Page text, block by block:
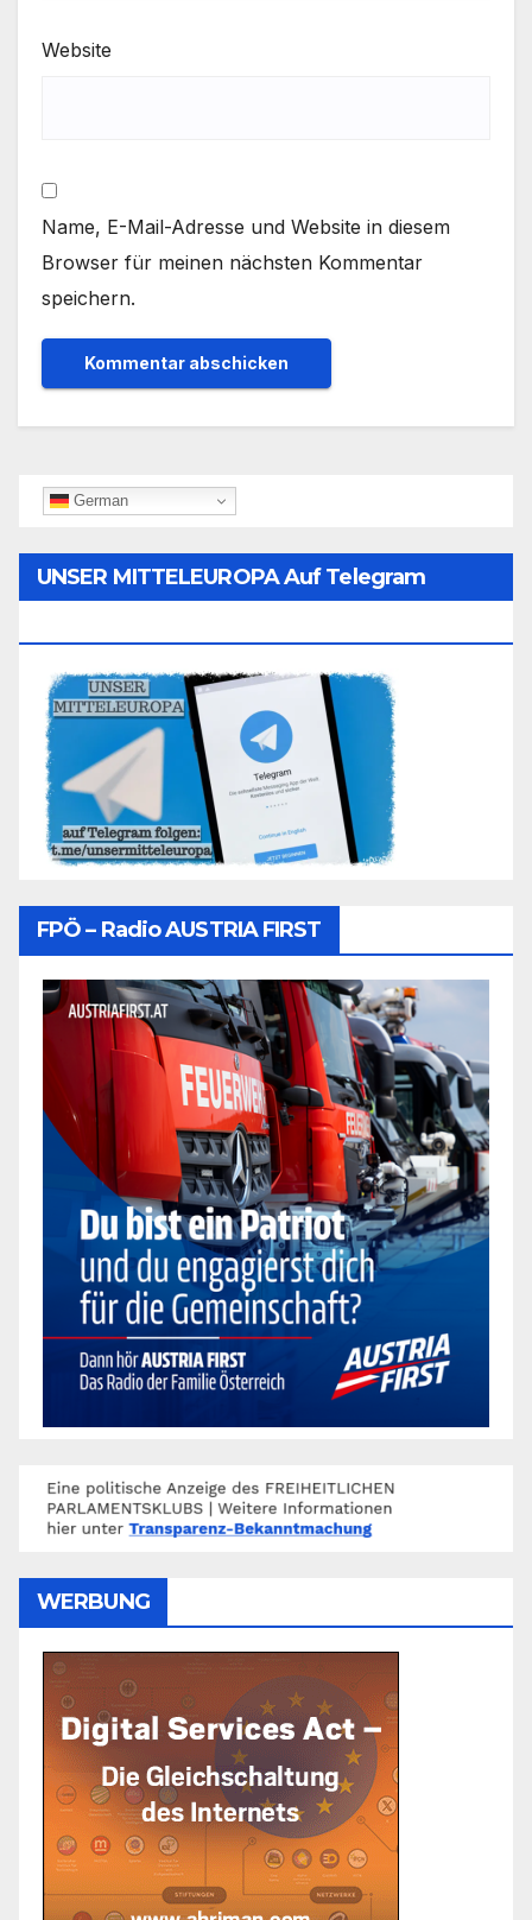
Website
Name, E-Mail-Adresse und Website in diesem
Browser für meinen nächsten Kommentar
speichern.
German
UNSER MITTELEUROPA Auf Telegram
FPÖ – Radio AUSTRIA FIRST
WERBUNG